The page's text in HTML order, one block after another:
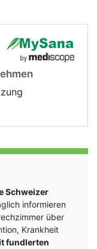
Schweizer
informieren
über
Krankheit
fundlerten